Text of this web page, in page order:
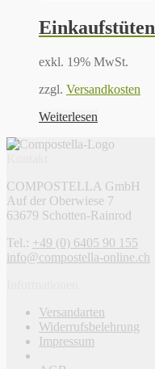
Einkaufstüten
exkl. 19% MwSt.
zzgl. Versandkosten
Weiterlesen
COMPOSTELLA GmbH
Auf der Oberwiese 7
63679 Schotten-Rainrod
Tel.: +49 (0) 6405 90 155
info@compostella-online.ch
Versandarten
Widerrufsbelehrung
Impressum